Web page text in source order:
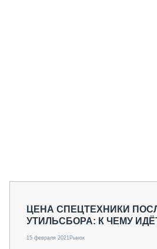
ЦЕНА СПЕЦТЕХНИКИ
УТИЛЬСБОРА: К ЧЕМУ
15 февраля 2021Рынок